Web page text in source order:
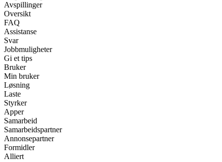
Avspillinger
Oversikt
FAQ
Assistanse
Svar
Jobbmuligheter
Gi et tips
Bruker
Min bruker
Løsning
Laste
Styrker
Apper
Samarbeid
Samarbeidspartner
Annonsepartner
Formidler
Alliert